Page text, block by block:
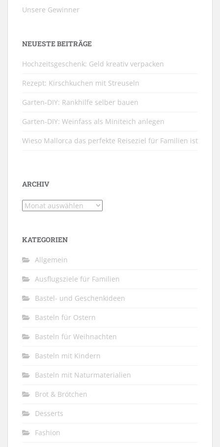
Unsere Gewinner
NEUESTE BEITRÄGE
Hochzeitsgeschenk: Geld kreativ verpacken
Rezept: Kirschkuchen mit Streuseln
Garten-DIY: Rankhilfe selber bauen
Garten-DIY: Weinfass als Miniteich anlegen
Wieso Mallorca das perfekte Reiseziel für Familien ist
ARCHIV
Archiv
KATEGORIEN
Allgemein
Ausflugsziele für Familien
Bastel- und Geschenkideen
Basteln für Ostern
Basteln für Weihnachten
Basteln mit Kindern
Basteln mit Naturmaterialien
Brot & Brötchen
Desserts
Fashion